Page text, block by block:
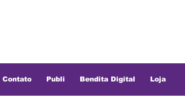
Contato Publi Bendita Digital Loja